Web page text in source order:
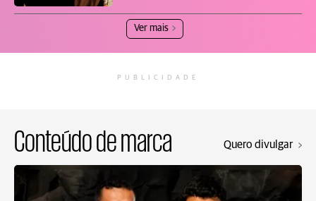
Ver mais
PUBLICIDADE
Conteúdo de marca Quero divulgar